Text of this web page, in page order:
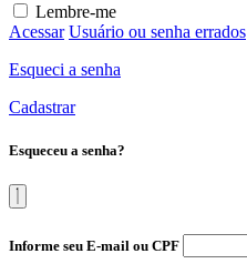
Lembre-me
Acessar Usuário ou senha errados
Esqueci a senha
Cadastrar
Esqueceu a senha?
Informe seu E-mail ou CPF